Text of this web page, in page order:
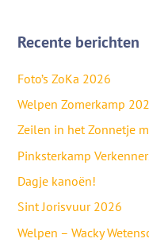
Recente berichten
Foto’s ZoKa 2026
Welpen Zomerkamp
Zeilen in het Zonnetje
Pinksterkamp
Dagje kanoën!
Sint Jorisvuur 2026
Welpen – Wacky